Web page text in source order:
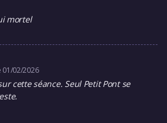
mortel
01/02/2026
cette séance. Seul Petit Pont se